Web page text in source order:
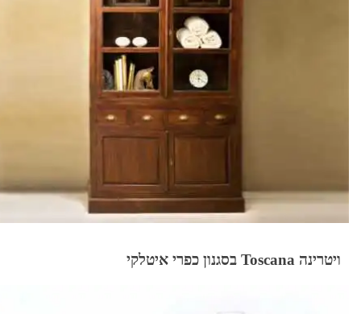
ויטרינה Toscana בסגנון כפרי איטלקי